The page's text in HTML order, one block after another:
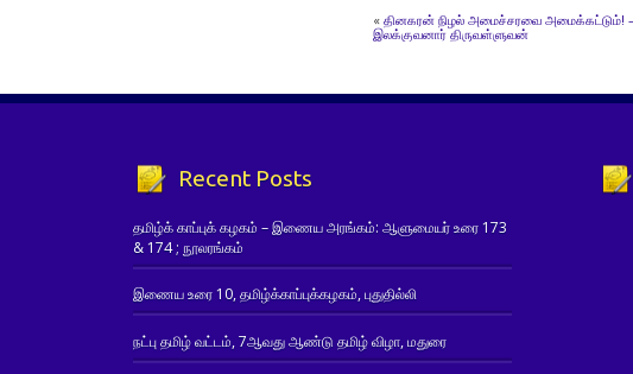
« தினகரன் நிழல் அமைச்சரவை அமைக்கட்டும்! –
இலக்குவனார் திருவள்ளுவன்
Recent Posts
தமிழ்க் காப்புக் கழகம் – இணைய அரங்கம்: ஆளுமையர் உரை 173
& 174 ; நூலரங்கம்
இணைய உரை 10, தமிழ்க்காப்புக்கழகம், புதுதில்லி
நட்பு தமிழ் வட்டம், 7ஆவது ஆண்டு தமிழ் விழா, மதுரை